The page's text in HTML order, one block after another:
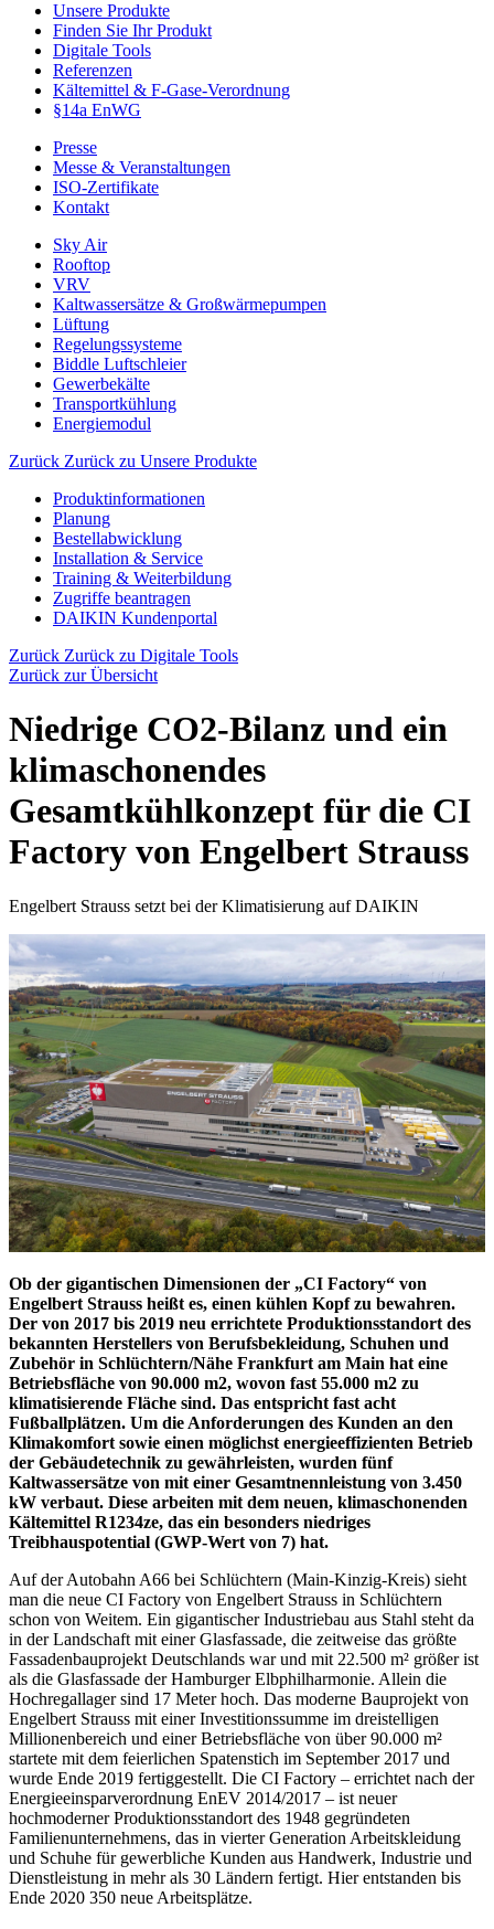
Unsere Produkte
Finden Sie Ihr Produkt
Digitale Tools
Referenzen
Kältemittel & F-Gase-Verordnung
§14a EnWG
Presse
Messe & Veranstaltungen
ISO-Zertifikate
Kontakt
Sky Air
Rooftop
VRV
Kaltwassersätze & Großwärmepumpen
Lüftung
Regelungssysteme
Biddle Luftschleier
Gewerbekälte
Transportkühlung
Energiemodul
Zurück Zurück zu Unsere Produkte
Produktinformationen
Planung
Bestellabwicklung
Installation & Service
Training & Weiterbildung
Zugriffe beantragen
DAIKIN Kundenportal
Zurück Zurück zu Digitale Tools
Zurück zur Übersicht
Niedrige CO2-Bilanz und ein
klimaschonendes
Gesamtkühlkonzept für die CI
Factory von Engelbert Strauss
Engelbert Strauss setzt bei der Klimatisierung auf DAIKIN
Ob der gigantischen Dimensionen der „CI Factory“ von
Engelbert Strauss heißt es, einen kühlen Kopf zu bewahren.
Der von 2017 bis 2019 neu errichtete Produktionsstandort des
bekannten Herstellers von Berufsbekleidung, Schuhen und
Zubehör in Schlüchtern/Nähe Frankfurt am Main hat eine
Betriebsfläche von 90.000 m2, wovon fast 55.000 m2 zu
klimatisierende Fläche sind. Das entspricht fast acht
Fußballplätzen. Um die Anforderungen des Kunden an den
Klimakomfort sowie einen möglichst energieeffizienten Betrieb
der Gebäudetechnik zu gewährleisten, wurden fünf
Kaltwassersätze von mit einer Gesamtnennleistung von 3.450
kW verbaut. Diese arbeiten mit dem neuen, klimaschonenden
Kältemittel R1234ze, das ein besonders niedriges
Treibhauspotential (GWP-Wert von 7) hat.
Auf der Autobahn A66 bei Schlüchtern (Main-Kinzig-Kreis) sieht
man die neue CI Factory von Engelbert Strauss in Schlüchtern
schon von Weitem. Ein gigantischer Industriebau aus Stahl steht da
in der Landschaft mit einer Glasfassade, die zeitweise das größte
Fassadenbauprojekt Deutschlands war und mit 22.500 m² größer ist
als die Glasfassade der Hamburger Elbphilharmonie. Allein die
Hochregallager sind 17 Meter hoch. Das moderne Bauprojekt von
Engelbert Strauss mit einer Investitionssumme im dreistelligen
Millionenbereich und einer Betriebsfläche von über 90.000 m²
startete mit dem feierlichen Spatenstich im September 2017 und
wurde Ende 2019 fertiggestellt. Die CI Factory – errichtet nach der
Energieeinsparverordnung EnEV 2014/2017 – ist neuer
hochmoderner Produktionsstandort des 1948 gegründeten
Familienunternehmens, das in vierter Generation Arbeitskleidung
und Schuhe für gewerbliche Kunden aus Handwerk, Industrie und
Dienstleistung in mehr als 30 Ländern fertigt. Hier entstanden bis
Ende 2020 350 neue Arbeitsplätze.